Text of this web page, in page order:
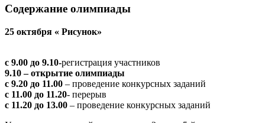
Содержание олимпиады
25 октября « Рисунок»
с 9.00 до 9.10-регистрация участников
9.10 – открытие олимпиады
с 9.20 до 11.00 – проведение конкурсных заданий
с 11.00 до 11.20- перерыв
с 11.20 до 13.00 – проведение конкурсных заданий